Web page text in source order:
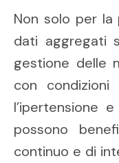
Non solo per la
dati aggregati
gestione delle
con
l’ipertensione
possono
continuo e di